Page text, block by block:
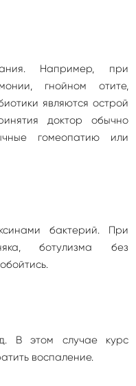
Например, при
гнойном отите,
являются острой
доктор обычно
гомеопатию или
бактерий. При
ботулизма без
В этом случае курс
воспаление.